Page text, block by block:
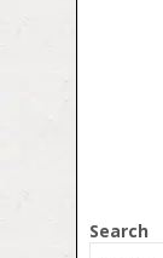
Search